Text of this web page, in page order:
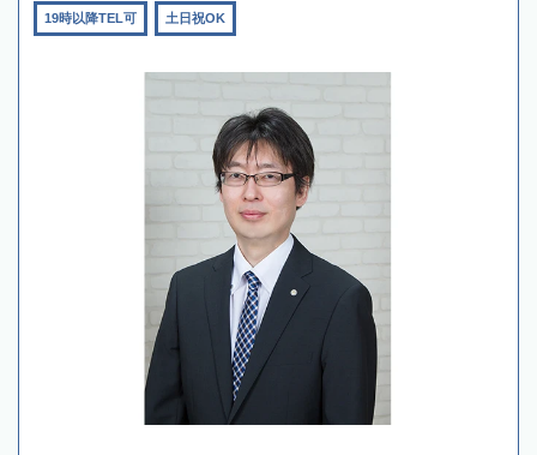
19時以降TEL可 土日祝OK